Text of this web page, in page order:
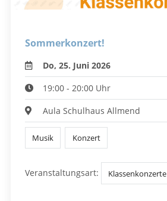
Sommerkonzert!
Do, 25. Juni 2026
19:00 - 20:00 Uhr
Aula Schulhaus Allmend
Musik Konzert
Veranstaltungsart: Klassenkonzerte